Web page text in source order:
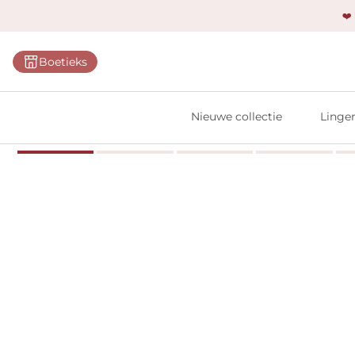
❤️
Boetieks
Nieuwe collectie